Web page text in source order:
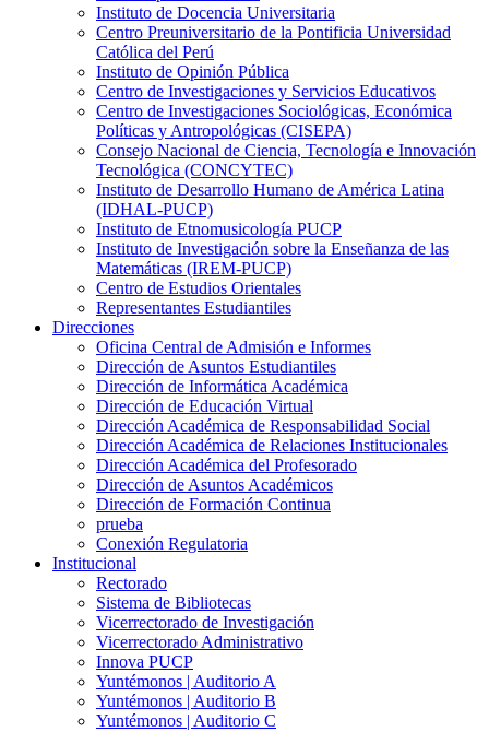
Instituto de Docencia Universitaria
Centro Preuniversitario de la Pontificia Universidad
Católica del Perú
Instituto de Opinión Pública
Centro de Investigaciones y Servicios Educativos
Centro de Investigaciones Sociológicas, Económica
Políticas y Antropológicas (CISEPA)
Consejo Nacional de Ciencia, Tecnología e Innovación
Tecnológica (CONCYTEC)
Instituto de Desarrollo Humano de América Latina
(IDHAL-PUCP)
Instituto de Etnomusicología PUCP
Instituto de Investigación sobre la Enseñanza de las
Matemáticas (IREM-PUCP)
Centro de Estudios Orientales
Representantes Estudiantiles
Direcciones
Oficina Central de Admisión e Informes
Dirección de Asuntos Estudiantiles
Dirección de Informática Académica
Dirección de Educación Virtual
Dirección Académica de Responsabilidad Social
Dirección Académica de Relaciones Institucionales
Dirección Académica del Profesorado
Dirección de Asuntos Académicos
Dirección de Formación Continua
prueba
Conexión Regulatoria
Institucional
Rectorado
Sistema de Bibliotecas
Vicerrectorado de Investigación
Vicerrectorado Administrativo
Innova PUCP
Yuntémonos | Auditorio A
Yuntémonos | Auditorio B
Yuntémonos | Auditorio C